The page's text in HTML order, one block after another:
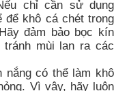
chỉ cần sử dụng
để khô cá chét trong
đảm bảo bọc kín
mùi lan ra các
nắng có thể làm khô
Vì vậy, hãy luôn